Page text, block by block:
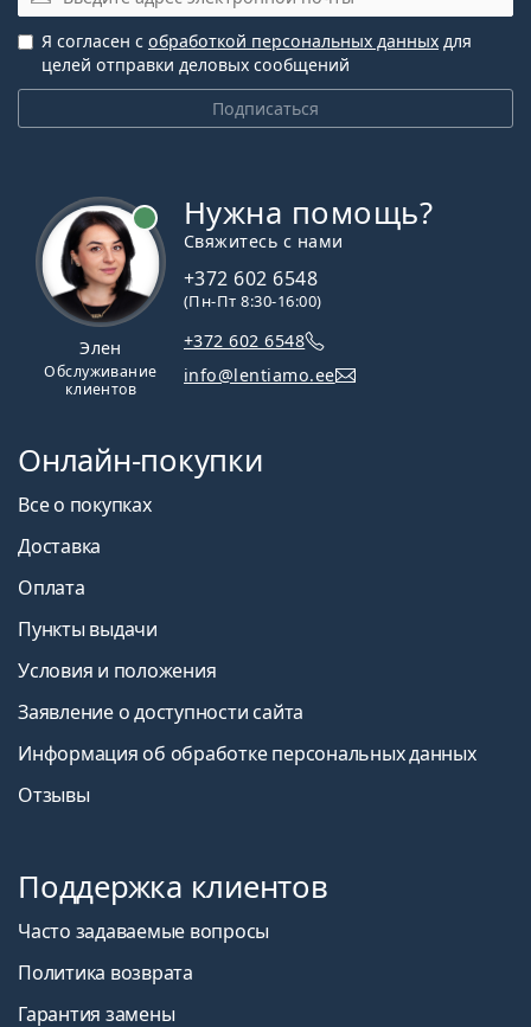
Подписаться
Я согласен с обработкой персональных данных для
целей отправки деловых сообщений
Элен
Обслуживание
клиентов
Нужна помощь?
Свяжитесь с нами
+372 602 6548
(Пн-Пт 8:30-16:00)
+372 602 6548
info@lentiamo.ee
Онлайн-покупки
Все о покупках
Доставка
Оплата
Пункты выдачи
Условия и положения
Заявление о доступности сайта
Информация об обработке персональных данных
Отзывы
Поддержка клиентов
Часто задаваемые вопросы
Политика возврата
Гарантия замены